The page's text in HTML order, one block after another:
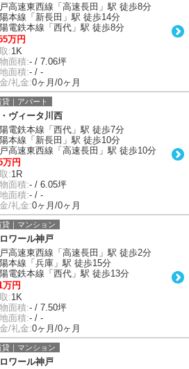
高速東西線「高速長田」駅 徒歩8分
本線「新長田」駅 徒歩14分
電鉄本線「西代」駅 徒歩8分
万円
:1K
面積:- / 7.06坪
面積:- / -
/礼金:0ヶ月/0ヶ月
貸｜アパート
ヴィータ川西
電鉄本線「西代」駅 徒歩7分
本線「新長田」駅 徒歩10分
高速東西線「高速長田」駅 徒歩10分
万円
:1R
面積:- / 6.05坪
面積:- / -
/礼金:0ヶ月/0ヶ月
貸｜マンション
ワール神戸
高速東西線「高速長田」駅 徒歩2分
本線「兵庫」駅 徒歩15分
電鉄本線「西代」駅 徒歩13分
万円
:1K
面積:- / 7.50坪
面積:- / -
/礼金:0ヶ月/0ヶ月
貸｜マンション
ワール神戸